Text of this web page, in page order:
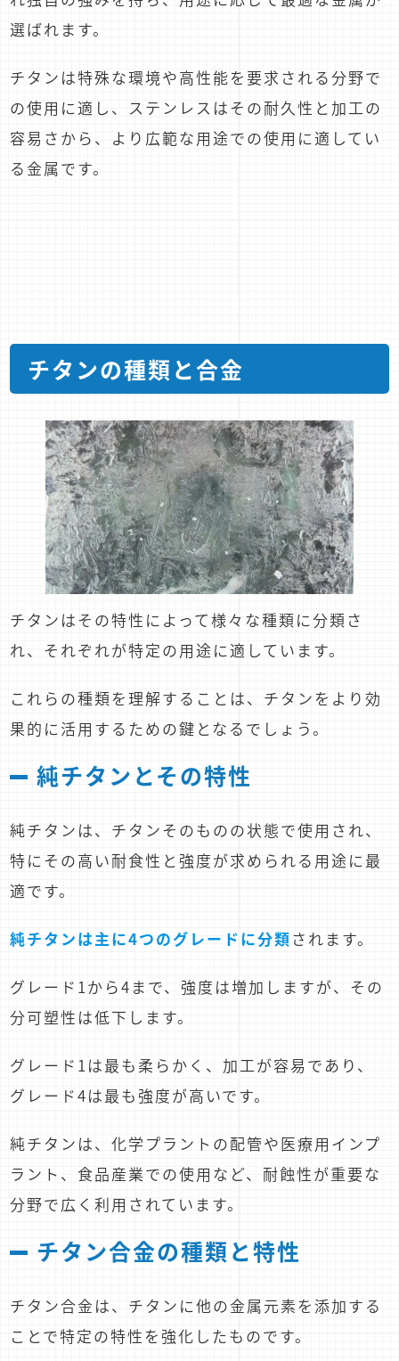
選ばれます。
チタンは特殊な環境や高性能を要求される分野で
の使用に適し、ステンレスはその耐久性と加工の
容易さから、より広範な用途での使用に適してい
る金属です。
チタンの種類と合金
チタンはその特性によって様々な種類に分類さ
れ、それぞれが特定の用途に適しています。
これらの種類を理解することは、チタンをより効
果的に活用するための鍵となるでしょう。
純チタンとその特性
純チタンは、チタンそのものの状態で使用され、
特にその高い耐食性と強度が求められる用途に最
適です。
純チタンは主に4つのグレードに分類されます。
グレード1から4まで、強度は増加しますが、その
分可塑性は低下します。
グレード1は最も柔らかく、加工が容易であり、
グレード4は最も強度が高いです。
純チタンは、化学プラントの配管や医療用インプ
ラント、食品産業での使用など、耐蝕性が重要な
分野で広く利用されています。
チタン合金の種類と特性
チタン合金は、チタンに他の金属元素を添加する
ことで特定の特性を強化したものです。